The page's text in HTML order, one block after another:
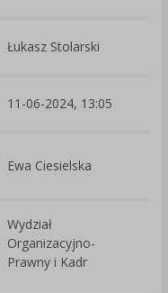
Łukasz Stolarski
11-06-2024, 13:05
Ewa Ciesielska
Wydział
Organizacyjno-
Prawny i Kadr